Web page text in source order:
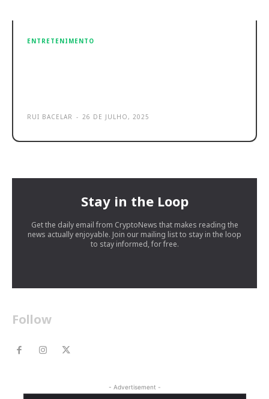
ENTRETENIMENTO
RUI BACELAR - 26 DE JULHO, 2025
Stay in the Loop
Get the daily email from CryptoNews that makes reading the
news actually enjoyable. Join our mailing list to stay in the loop
to stay informed, for free.
Follow
- Advertisement -